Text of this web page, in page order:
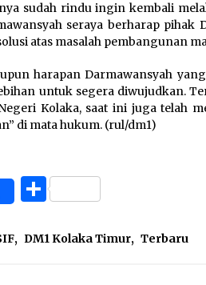
sudah rindu ingin kembali
seraya berharap pihak
atas masalah pembangunan
harapan Darmawansyah
untuk segera diwujudkan.
Kolaka, saat ini juga telah
di mata hukum. (rul/dm1)
Share
, DM1 Kolaka Timur, Terbaru